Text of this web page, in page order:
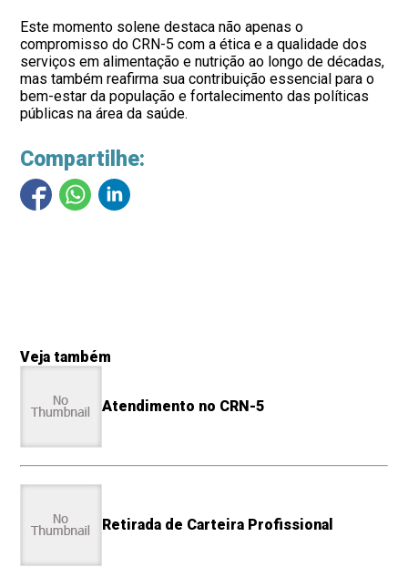
Este momento solene destaca não apenas o
compromisso do CRN-5 com a ética e a qualidade dos
serviços em alimentação e nutrição ao longo de décadas,
mas também reafirma sua contribuição essencial para o
bem-estar da população e fortalecimento das políticas
públicas na área da saúde.
Compartilhe:
Veja também
Atendimento no CRN-5
Retirada de Carteira Profissional